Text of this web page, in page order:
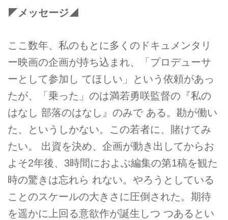
◤メッセージ◢
ここ数年、私のもとに多くのドキュメンタリ
ー映画の企画が持ち込まれ、「プロデューサ
ーとして参加し てほしい」という依頼があっ
たが、「乗った」のは満若勇咲監督の『私の
はなし 部落のはなし』のみで ある。勘が働い
た、というしかない。この若者に、賭けてみ
たい。 出資を決め、企画が動き出してからお
よそ2年後、3時間におよぶ編集の第1稿を観た
時の驚きは忘れら れない。やろうとしている
ことのスケールの大きさに圧倒された。期待
を遥かに上回る意欲作が誕生しつ つあるとい